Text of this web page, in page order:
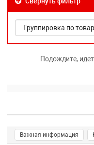
Подождите,
Важная информация